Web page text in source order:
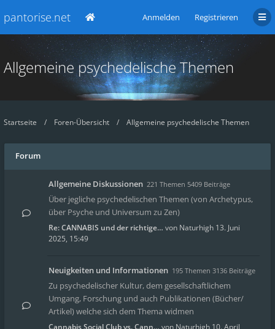
pantorise.net Anmelden Registrieren
Allgemeine psychedelische Themen
Startseite Foren-Übersicht Allgemeine psychedelische Themen
Forum
Allgemeine Diskussionen 221 Themen 5409 Beiträge
Über jegliche psychedelischen Themen (von Archetypus,
über Psyche und Universum zu Zen)
Re: CANNABIS und der richtige… von Naturhigh 13. Juni
2025, 15:49
Neuigkeiten und Informationen 195 Themen 3136 Beiträge
Zu psychedelischer Kultur, dem gesellschaftlichem
Umgang, Forschung und auch Publikationen (Bücher/
Artikel) welche sich dem Thema widmen
Cannabis Social Club vs. Cann… von Naturhigh 10. April